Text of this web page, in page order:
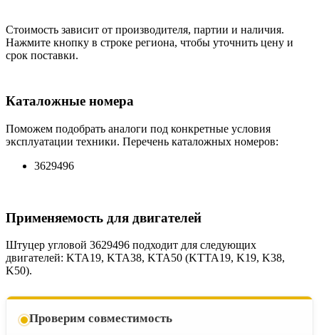
Стоимость зависит от производителя, партии и наличия.
Нажмите кнопку в строке региона, чтобы уточнить цену и
срок поставки.
Каталожные номера
Поможем подобрать аналоги под конкретные условия
эксплуатации техники. Перечень каталожных номеров:
3629496
Применяемость для двигателей
Штуцер угловой 3629496 подходит для следующих
двигателей: KTA19, KTA38, KTA50 (KTTA19, K19, K38,
K50).
Проверим совместимость